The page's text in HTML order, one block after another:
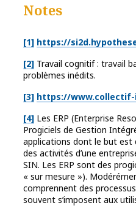
Notes
[1] https://
[2] Travail cognitif : travail
problèmes inédits.
[3] https://
[4] Les ERP (Enterprise
Progiciels de Gestion
applications dont le but est
des activités d’une
SIN. Les ERP sont des
« sur mesure »).
comprennent des
souvent s’imposent aux